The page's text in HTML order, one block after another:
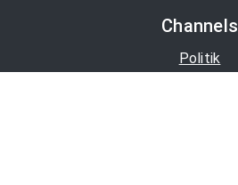
Channels
Politik